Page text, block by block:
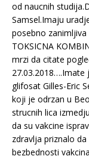
od naucnih
Samsel.Imaju
posebno zanimljiva
TOKSICNA
mrzi da citate
27.03.2018….Imate
glifosat Gilles-Eric
koji je odrzan u
strucnih lica
da su vakcine
zdravlja priznalo
bezbednosti